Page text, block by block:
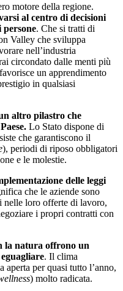
motore della regione.
al centro di decisioni
. Che si tratti di
Valley che sviluppa
nell’industria
circondato dalle menti più
un apprendimento
in qualsiasi
altro pilastro che
Lo Stato dispone di
che garantiscono il
), periodi di riposo obbligatori
e le molestie.
delle leggi
che le aziende sono
nelle loro offerte di lavoro,
i propri contratti con
la natura offrono un
. Il clima
aperta per quasi tutto l’anno,
) molto radicata.